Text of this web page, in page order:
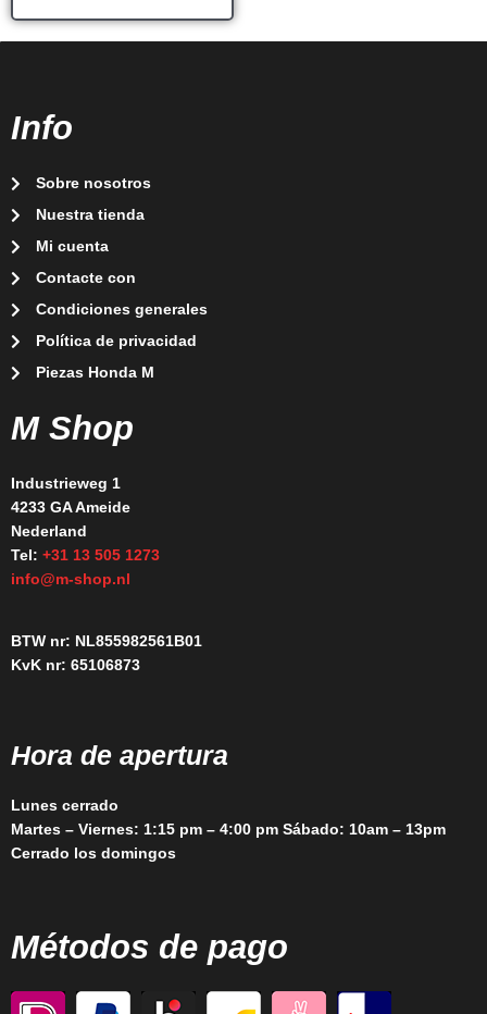
Info
Sobre nosotros
Nuestra tienda
Mi cuenta
Contacte con
Condiciones generales
Política de privacidad
Piezas Honda M
M Shop
Industrieweg 1
4233 GA Ameide
Nederland
Tel: +31 13 505 1273
info@m-shop.nl
BTW nr: NL855982561B01
KvK nr: 65106873
Hora de apertura
Lunes cerrado
Martes – Viernes: 1:15 pm – 4:00 pm Sábado: 10am – 13pm
Cerrado los domingos
Métodos de pago